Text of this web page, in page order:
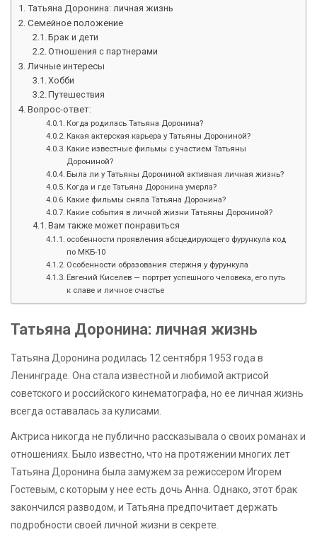
Татьяна Доронина: личная жизнь
Семейное положение
Брак и дети
Отношения с партнерами
Личные интересы
Хобби
Путешествия
Вопрос-ответ:
Когда родилась Татьяна Доронина?
Какая актерская карьера у Татьяны Дорониной?
Какие известные фильмы с участием Татьяны
Дорониной?
Была ли у Татьяны Дорониной активная личная жизнь?
Когда и где Татьяна Доронина умерла?
Какие фильмы сняла Татьяна Доронина?
Какие события в личной жизни Татьяны Дорониной?
Вам также может понравиться
особенности проявления абсцедирующего фурункула код
по МКБ-10
Особенности образования стержня у фурункула
Евгений Киселев — портрет успешного человека, его путь
к славе и личное счастье
Татьяна Доронина: личная жизнь
Татьяна Доронина родилась 12 сентября 1953 года в
Ленинграде. Она стала известной и любимой актрисой
советского и российского кинематографа, но ее личная жизнь
всегда оставалась за кулисами.
Актриса никогда не публично рассказывала о своих романах и
отношениях. Было известно, что на протяжении многих лет
Татьяна Доронина была замужем за режиссером Игорем
Гостевым, с которым у нее есть дочь Анна. Однако, этот брак
закончился разводом, и Татьяна предпочитает держать
подробности своей личной жизни в секрете.